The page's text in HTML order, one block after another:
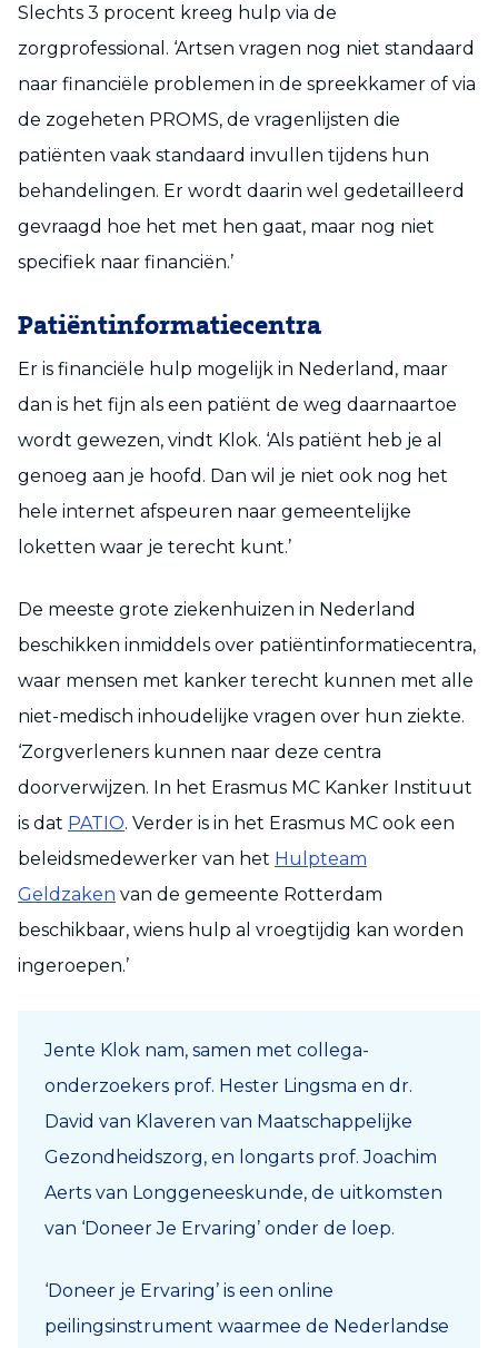
Slechts 3 procent kreeg hulp via de
zorgprofessional. ‘Artsen vragen nog niet standaard
naar financiële problemen in de spreekkamer of via
de zogeheten PROMS, de vragenlijsten die
patiënten vaak standaard invullen tijdens hun
behandelingen. Er wordt daarin wel gedetailleerd
gevraagd hoe het met hen gaat, maar nog niet
specifiek naar financiën.’
Patiëntinformatiecentra
Er is financiële hulp mogelijk in Nederland, maar
dan is het fijn als een patiënt de weg daarnaartoe
wordt gewezen, vindt Klok. ‘Als patiënt heb je al
genoeg aan je hoofd. Dan wil je niet ook nog het
hele internet afspeuren naar gemeentelijke
loketten waar je terecht kunt.’
De meeste grote ziekenhuizen in Nederland
beschikken inmiddels over patiëntinformatiecentra,
waar mensen met kanker terecht kunnen met alle
niet-medisch inhoudelijke vragen over hun ziekte.
‘Zorgverleners kunnen naar deze centra
doorverwijzen. In het Erasmus MC Kanker Instituut
is dat PATIO. Verder is in het Erasmus MC ook een
beleidsmedewerker van het Hulpteam
Geldzaken van de gemeente Rotterdam
beschikbaar, wiens hulp al vroegtijdig kan worden
ingeroepen.’
Jente Klok nam, samen met collega-
onderzoekers prof. Hester Lingsma en dr.
David van Klaveren van Maatschappelijke
Gezondheidszorg, en longarts prof. Joachim
Aerts van Longgeneeskunde, de uitkomsten
van ‘Doneer Je Ervaring’ onder de loep.
‘Doneer je Ervaring’ is een online
peilingsinstrument waarmee de Nederlandse